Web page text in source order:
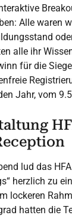
Alle waren
alle ihr
für die
Jahr, vom
lud das
herzlich zu
lockeren
hatten die